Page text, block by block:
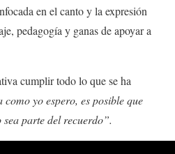
en el canto y la expresión
pedagogía y ganas de apoyar a
cumplir todo lo que se ha
yo espero, es posible que
parte del recuerdo”.